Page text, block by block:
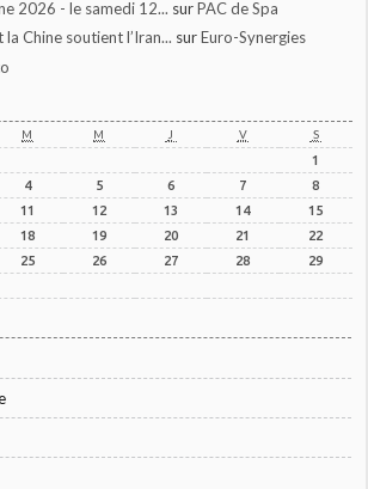
2026 - le samedi 12... surPAC de Spa
Chine soutient l’Iran... surEuro-Synergies
M M J V S
1
4 5 6 7
8
11 12 13 14
15
18 19 20 21
22
25 26 27 28
29